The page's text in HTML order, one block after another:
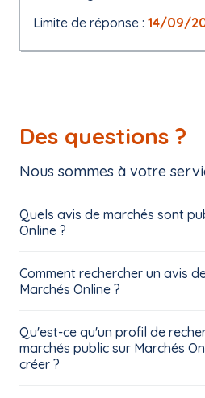
Limite de réponse : 14/09/
Des questions ?
Nous sommes à votre
Quels avis de marchés sont
Online ?
Comment rechercher un avis
Marchés Online ?
Qu'est-ce qu'un profil de
marchés public sur Marchés
créer ?